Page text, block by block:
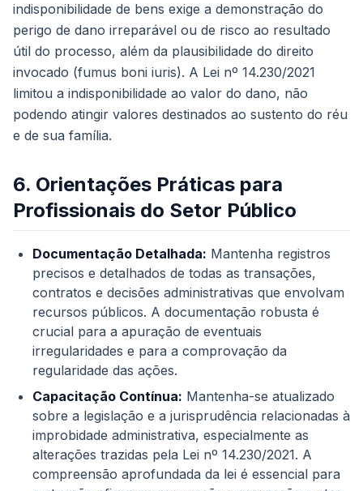
indisponibilidade de bens exige a demonstração do
perigo de dano irreparável ou de risco ao resultado
útil do processo, além da plausibilidade do direito
invocado (fumus boni iuris). A Lei nº 14.230/2021
limitou a indisponibilidade ao valor do dano, não
podendo atingir valores destinados ao sustento do réu
e de sua família.
6. Orientações Práticas para
Profissionais do Setor Público
Documentação Detalhada: Mantenha registros
precisos e detalhados de todas as transações,
contratos e decisões administrativas que envolvam
recursos públicos. A documentação robusta é
crucial para a apuração de eventuais
irregularidades e para a comprovação da
regularidade das ações.
Capacitação Contínua: Mantenha-se atualizado
sobre a legislação e a jurisprudência relacionadas à
improbidade administrativa, especialmente as
alterações trazidas pela Lei nº 14.230/2021. A
compreensão aprofundada da lei é essencial para